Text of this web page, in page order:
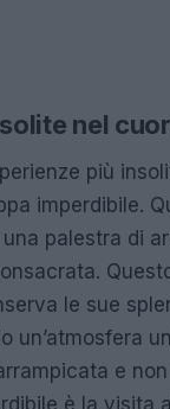
nel
più
imperdibile.
palestra di
le sue
un’atmosfera
e non
è la visita